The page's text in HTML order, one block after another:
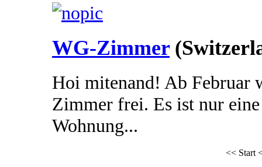
WG-Zimmer
Hoi mitenand! Ab Februar
Zimmer frei. Es ist nur
Wohnung...
<< Start